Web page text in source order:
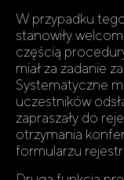
W przypadku
stanowiły
częścią
miał za zadanie
Systematyczne
uczestników
zapraszały do
otrzymania
formularzu